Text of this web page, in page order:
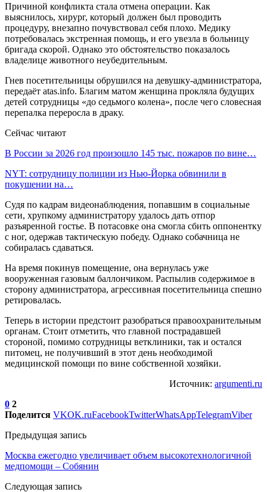
Причиной конфликта стала отмена операции. Как
выяснилось, хирург, который должен был проводить
процедуру, внезапно почувствовал себя плохо. Медику
потребовалась экстренная помощь, и его увезла в больницу
бригада скорой. Однако это обстоятельство показалось
владелице животного неубедительным.
Гнев посетительницы обрушился на девушку-администратора,
передаёт atas.info. Благим матом женщина прокляла будущих
детей сотрудницы «до седьмого колена», после чего словесная
перепалка переросла в драку.
Сейчас читают
В России за 2026 год произошло 145 тыс. пожаров по вине…
NYT: сотрудницу полиции из Нью-Йорка обвинили в
покушении на…
Судя по кадрам видеонаблюдения, попавшим в социальные
сети, хрупкому администратору удалось дать отпор
разъяренной гостье. В потасовке она смогла сбить оппонентку
с ног, одержав тактическую победу. Однако собачница не
собиралась сдаваться.
На время покинув помещение, она вернулась уже
вооруженная газовым баллончиком. Распылив содержимое в
сторону администратора, агрессивная посетительница спешно
ретировалась.
Теперь в истории предстоит разобраться правоохранительным
органам. Стоит отметить, что главной пострадавшей
стороной, помимо сотрудницы ветклиники, так и остался
питомец, не получивший в этот день необходимой
медицинской помощи по вине собственной хозяйки.
Источник: argumenti.ru
0 2
Поделится VKOK.ruFacebookTwitterWhatsAppTelegramViber
Предыдущая запись
Москва ежегодно увеличивает объем высокотехнологичной
медпомощи – Собянин
Следующая запись